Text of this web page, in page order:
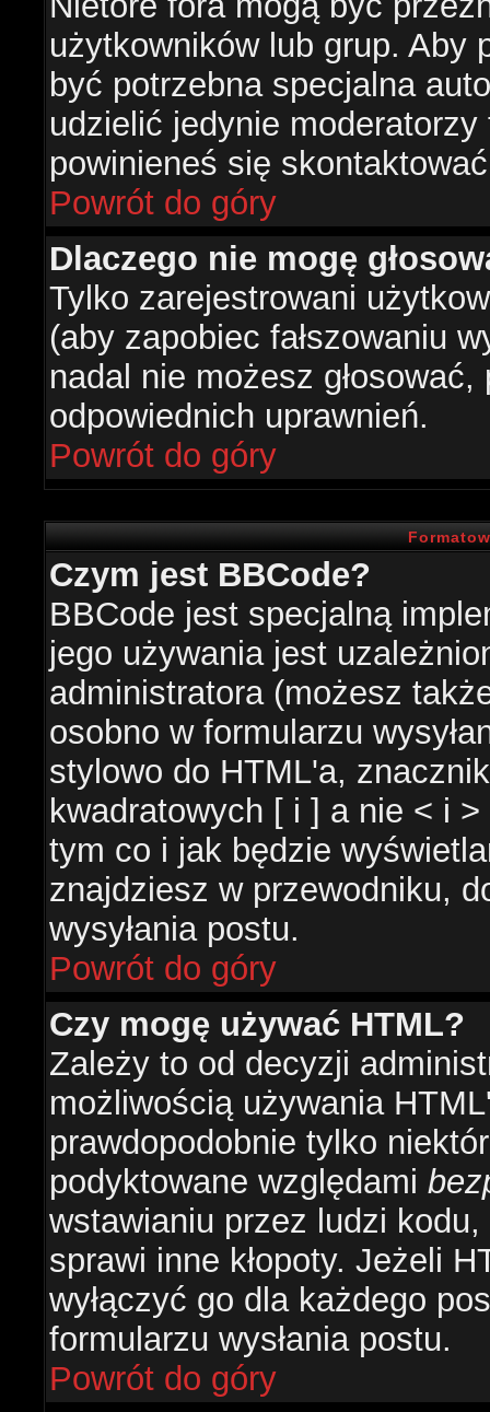
użytkowników lub grup. Aby
być potrzebna specjalna
udzielić jedynie
powinieneś się
Powrót do góry
Dlaczego nie mogę
Tylko zarejestrowani
(aby zapobiec fałszowaniu
nadal nie możesz
odpowiednich uprawnień.
Powrót do góry
Czym jest BBCode?
BBCode jest specjalną
jego używania jest
administratora (możesz
osobno w formularzu
stylowo do HTML'a,
kwadratowych [ i ] a nie < i
tym co i jak będzie
znajdziesz w przewodniku,
wysyłania postu.
Powrót do góry
Czy mogę używać HTML?
Zależy to od decyzji
możliwością używania
prawdopodobnie tylko
podyktowane względami
wstawianiu przez ludzi
sprawi inne kłopoty. Jeżeli
wyłączyć go dla każdego
formularzu wysłania postu.
Powrót do góry